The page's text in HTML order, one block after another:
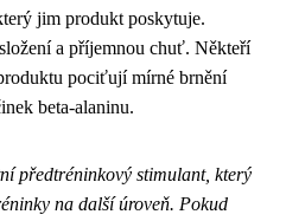
jim produkt poskytuje.
a příjemnou chuť. Někteří
pociťují mírné brnění
beta-alaninu.
předtréninkový stimulant, který
na další úroveň. Pokud